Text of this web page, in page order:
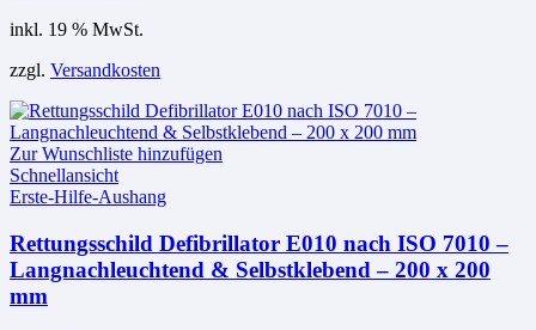
inkl. 19 % MwSt.
zzgl. Versandkosten
Zur Wunschliste hinzufügen
Schnellansicht
Erste-Hilfe-Aushang
Rettungsschild Defibrillator E010 nach ISO 7010 –
Langnachleuchtend & Selbstklebend – 200 x 200
mm